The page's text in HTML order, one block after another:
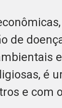
de
é
e com